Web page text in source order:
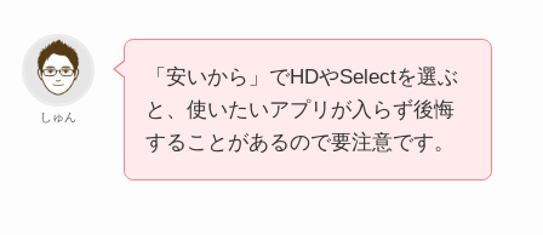
しゅん
「安いから」でHDやSelectを選ぶ
と、使いたいアプリが入らず後悔
することがあるので要注意です。